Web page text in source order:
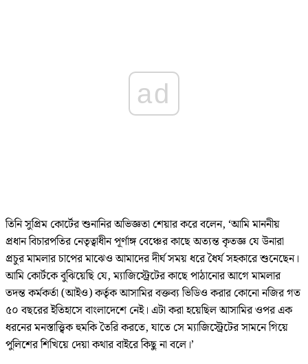
ad
তিনি সুপ্রিম কোর্টের শুনানির অভিজ্ঞতা শেয়ার করে বলেন, ‘আমি মাননীয়
প্রধান বিচারপতির নেতৃত্বাধীন পূর্ণাঙ্গ বেঞ্চের কাছে অত্যন্ত কৃতজ্ঞ যে উনারা
প্রচুর মামলার চাপের মাঝেও আমাদের দীর্ঘ সময় ধরে ধৈর্য সহকারে শুনেছেন।
আমি কোর্টকে বুঝিয়েছি যে, ম্যাজিস্ট্রেটের কাছে পাঠানোর আগে মামলার
তদন্ত কর্মকর্তা (আইও) কর্তৃক আসামির বক্তব্য ভিডিও করার কোনো নজির গত
৫০ বছরের ইতিহাসে বাংলাদেশে নেই। এটা করা হয়েছিল আসামির ওপর এক
ধরনের মনস্তাত্ত্বিক হুমকি তৈরি করতে, যাতে সে ম্যাজিস্ট্রেটের সামনে গিয়ে
পুলিশের শিখিয়ে দেয়া কথার বাইরে কিছু না বলে।’